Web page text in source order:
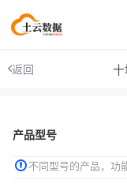
返回 十
产品型号
不同型号的产品，功